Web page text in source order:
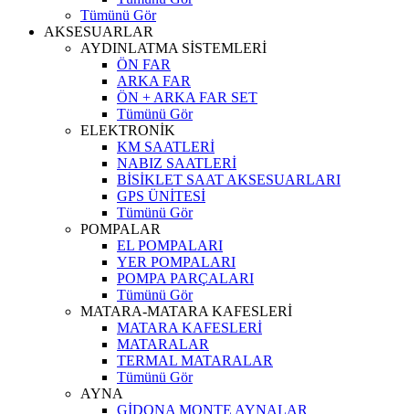
Tümünü Gör
AKSESUARLAR
AYDINLATMA SİSTEMLERİ
ÖN FAR
ARKA FAR
ÖN + ARKA FAR SET
Tümünü Gör
ELEKTRONİK
KM SAATLERİ
NABIZ SAATLERİ
BİSİKLET SAAT AKSESUARLARI
GPS ÜNİTESİ
Tümünü Gör
POMPALAR
EL POMPALARI
YER POMPALARI
POMPA PARÇALARI
Tümünü Gör
MATARA-MATARA KAFESLERİ
MATARA KAFESLERİ
MATARALAR
TERMAL MATARALAR
Tümünü Gör
AYNA
GİDONA MONTE AYNALAR